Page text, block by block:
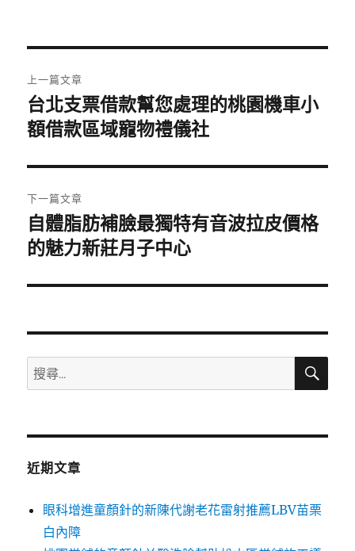
章
導
覽
上一篇文章
上
一
文
章:
台北支票借款幫您處理的桃園機車小
額借款區域寵物禮儀社
下一篇文章
下
一
文
自體脂肪補臉最獨特有音波拉皮價格
的魅力新莊月子中心
搜
尋
鍵
搜
近期文章
眼科增進童顏針的新陳代謝老花雷射推薦LBV苗栗
白內障